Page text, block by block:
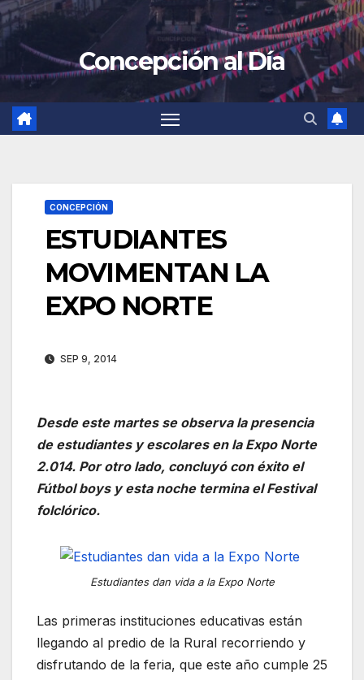
Concepción al Día
CONCEPCIÓN
ESTUDIANTES
MOVIMENTAN LA
EXPO NORTE
SEP 9, 2014
Desde este martes se observa la presencia
de estudiantes y escolares en la Expo Norte
2.014. Por otro lado, concluyó con éxito el
Fútbol boys y esta noche termina el Festival
folclórico.
Estudiantes dan vida a la Expo Norte
Las primeras instituciones educativas están
llegando al predio de la Rural recorriendo y
disfrutando de la feria, que este año cumple 25